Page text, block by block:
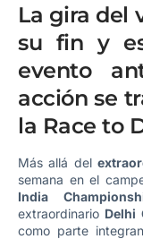
La gira del
su fin y
evento
acción se
la Race to
Más allá del
semana en el
India
extraordinario Delhi
como parte